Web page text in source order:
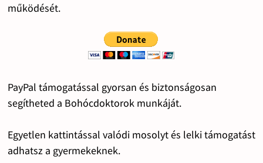
működését.
PayPal támogatással gyorsan és biztonságosan
segítheted a Bohócdoktorok munkáját.
Egyetlen kattintással valódi mosolyt és lelki támogatást
adhatsz a gyermekeknek.